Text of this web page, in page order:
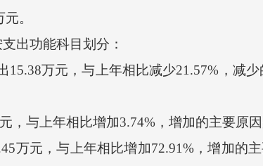
。
出功能科目划分：
万元，与上年相比减少21.57%，减少
与上年相比增加3.74%，增加的主要原因
元，与上年相比增加72.91%，增加的